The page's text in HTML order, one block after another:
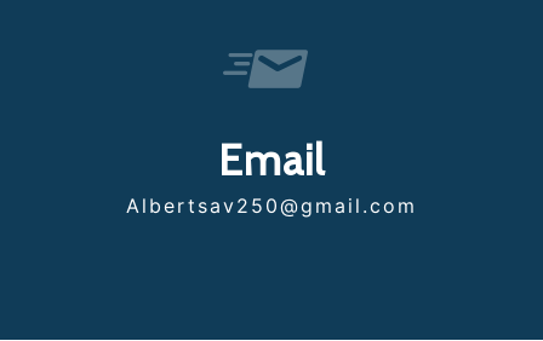
Email
albertsav250@gmail.com